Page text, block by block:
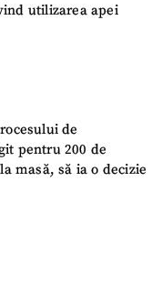
utilizarea apei
de
pentru 200 de
masă, să ia o decizie